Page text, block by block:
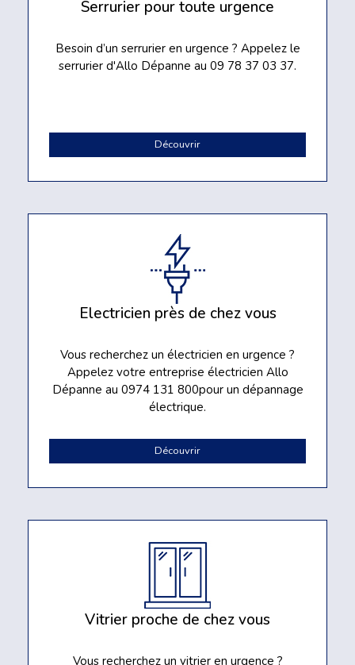
Serrurier pour toute urgence
Besoin d’un serrurier en urgence ? Appelez le
serrurier d'Allo Dépanne au 09 78 37 03 37.
Découvrir
Electricien près de chez vous
Vous recherchez un électricien en urgence ?
Appelez votre entreprise électricien Allo
Dépanne au 0974 131 800pour un dépannage
électrique.
Découvrir
Vitrier proche de chez vous
Vous recherchez un vitrier en urgence ?